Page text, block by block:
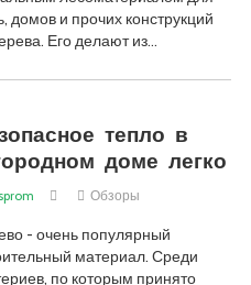
домов и прочих конструкций
Его делают из…
тепло в
доме легко
Обзоры
- очень популярный
материал. Среди
по которым принято